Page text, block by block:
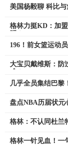
美国杨毅聊 科比与
格林力挺KD：加
196！前女篮运动
大宝贝戴维斯：防
几乎全员集结巴黎
盘点NBA历届状元
格林：不认同杜兰
格林一针见血！一